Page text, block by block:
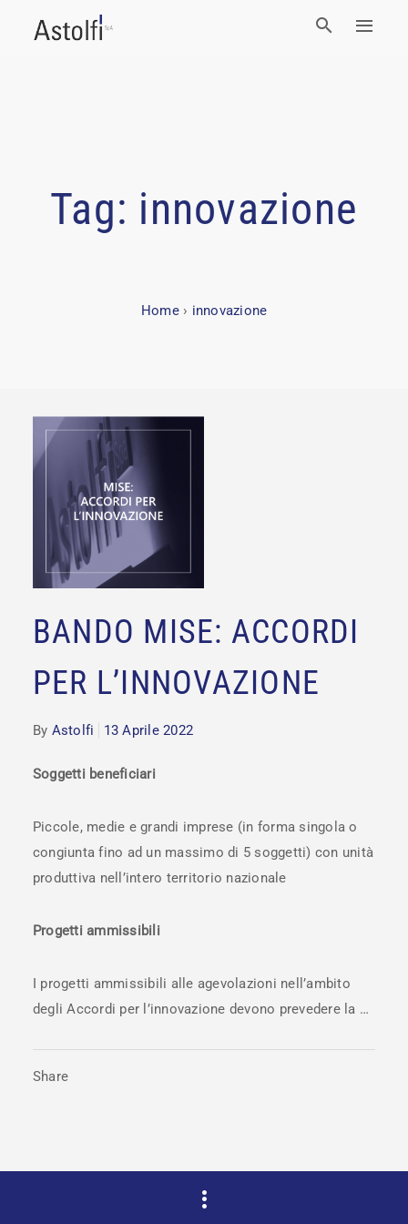
Tag: innovazione
Home › innovazione
BANDO MISE: ACCORDI
PER L’INNOVAZIONE
By Astolfi 13 Aprile 2022
Soggetti beneficiari
Piccole, medie e grandi imprese (in forma singola o
congiunta fino ad un massimo di 5 soggetti) con unità
produttiva nell’intero territorio nazionale
Progetti ammissibili
I progetti ammissibili alle agevolazioni nell’ambito
degli Accordi per l’innovazione devono prevedere la …
Share